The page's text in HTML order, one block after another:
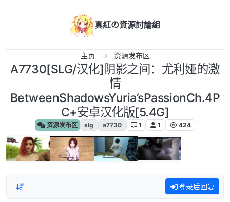
真紅の資源討論組
主页 资源发布区
A7730[SLG/汉化]阴影之间：尤利娅的激
情
BetweenShadowsYuria’sPassionCh.4P
C+安卓汉化版[5.4G]
资源发布区 slg a7730 1 1 424
登录后回复